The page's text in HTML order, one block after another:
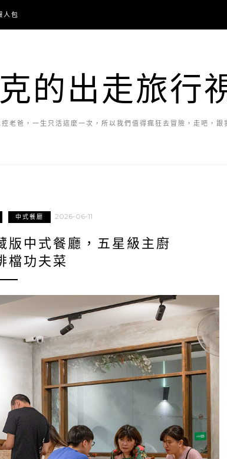
人包
的出走旅行
老爸，一生只活這麼一次，所以我們值得瘋狂去冒險，走吧，跟
中式餐廳 2026-06-11
版中式餐廳，五星級主廚
檔功夫菜